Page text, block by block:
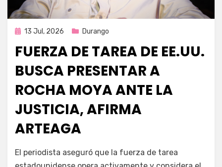
Publicada
13 Jul, 2026 Durango
FUERZA DE TAREA DE EE.UU.
BUSCA PRESENTAR A
ROCHA MOYA ANTE LA
JUSTICIA, AFIRMA
ARTEAGA
porFernando Miranda Servín
El periodista aseguró que la fuerza de tarea